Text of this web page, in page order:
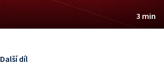
3 min
Další díl